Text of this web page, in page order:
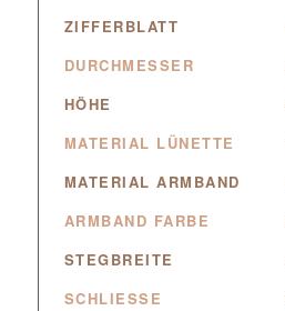
ZIFFERBLATT
DURCHMESSER
HÖHE
MATERIAL LÜNETTE
MATERIAL ARMBAND
ARMBAND FARBE
STEGBREITE
SCHLIESSE